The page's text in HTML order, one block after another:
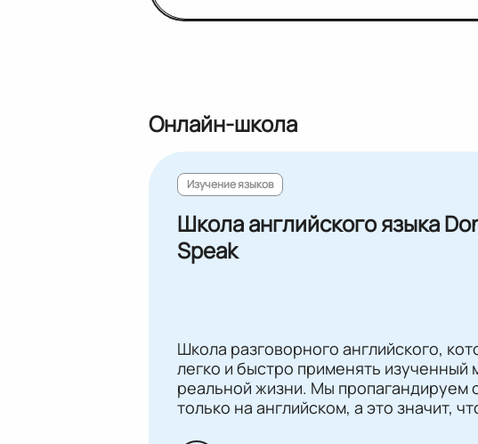
Онлайн-школа
Изучение языков
Школа английского языка
Speak
Школа разговорного английского,
легко и быстро применять изученный
реальной жизни. Мы пропагандируем
только на английском, а это значит,